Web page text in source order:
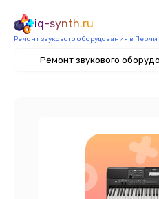
iq-synth.ru
Ремонт звукового оборудования в Перми
Ремонт звукового